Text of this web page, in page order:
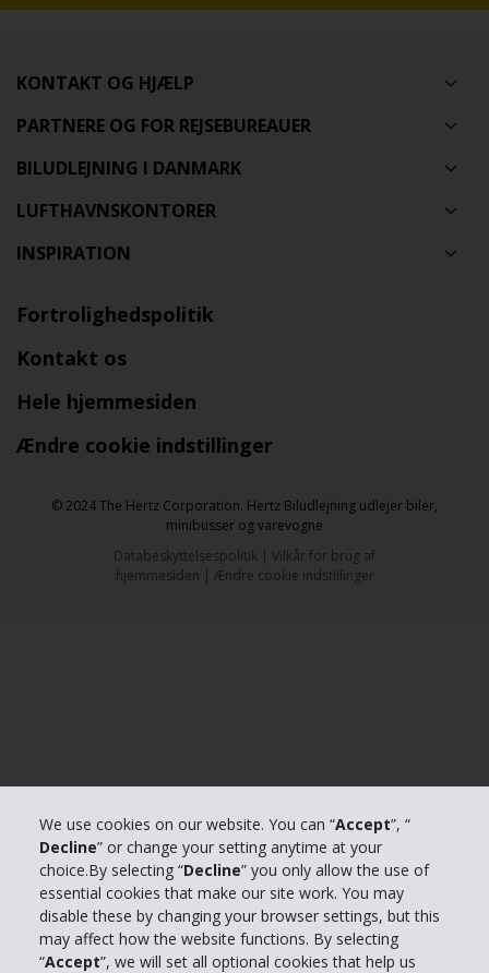
We use cookies on our website. You can “Accept”, “
Decline” or change your setting anytime at your
choice.By selecting “Decline” you only allow the use of
essential cookies that make our site work. You may
disable these by changing your browser settings, but this
may affect how the website functions. By selecting
“Accept”, we will set all optional cookies that help us
KONTAKT OG HJÆLP
PARTNERE OG FOR REJSEBUREAUER
BILUDLEJNING I DANMARK
LUFTHAVNSKONTORER
INSPIRATION
Fortrolighedspolitik
Kontakt os
Hele hjemmesiden
Ændre cookie indstillinger
© 2024 The Hertz Corporation. Hertz Biludlejning udlejer biler,
minibusser og varevogne
Databeskyttelsespolitik | Vilkår for brug af
hjemmesiden | Ændre cookie indstillinger